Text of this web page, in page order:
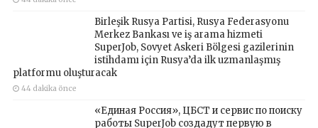
Birleşik Rusya Partisi, Rusya Federasyonu
Merkez Bankası ve iş arama hizmeti
SuperJob, Sovyet Askeri Bölgesi gazilerinin
istihdamı için Rusya’da ilk uzmanlaşmış
platformu oluşturacak
44 dakika önce
«Единая Россия», ЦБСТ и сервис по поиску
работы SuperJob создадут первую в